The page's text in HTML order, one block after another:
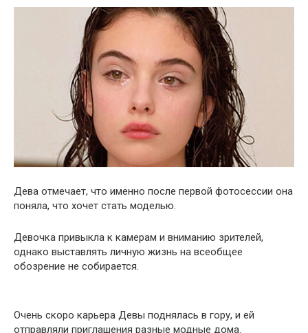
Дева отмечает, что именно после первой фотосессии она
поняла, что хочет стать моделью.
Девочка привыкла к камерам и вниманию зрителей,
однако выставлять личную жизнь на всеобщее
обозрение не собирается.
Очень скоро карьера Девы поднялась в гору, и ей
отправляли приглашения разные модные дома.